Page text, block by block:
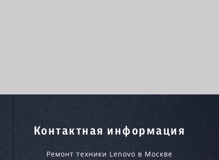
Контактная информация
Ремонт техники Lenovo в Москве